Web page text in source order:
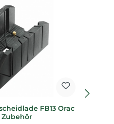
FB13 Orac
Zubehör